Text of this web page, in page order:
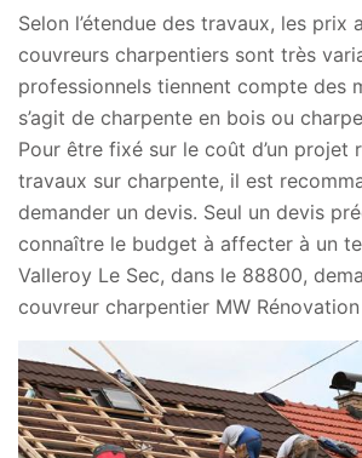
Selon l’étendue des travaux, les prix
couvreurs charpentiers sont très
professionnels tiennent compte des
s’agit de charpente en bois ou
Pour être fixé sur le coût d’un projet
travaux sur charpente, il est
demander un devis. Seul un devis
connaître le budget à affecter à un
Valleroy Le Sec, dans le 88800,
couvreur charpentier MW Rénovation